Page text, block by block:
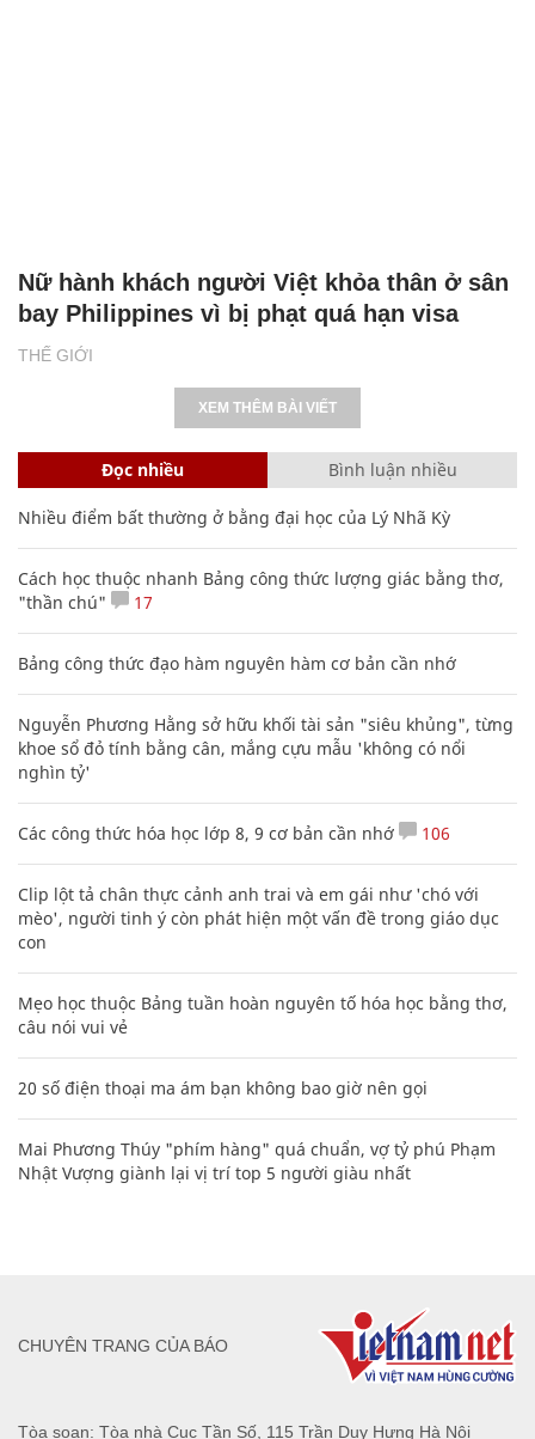
THẾ GIỚI
Nữ hành khách người Việt khỏa thân ở sân
bay Philippines vì bị phạt quá hạn visa
XEM THÊM BÀI VIẾT
Đọc nhiều Bình luận nhiều
Nhiều điểm bất thường ở bằng đại học của Lý Nhã Kỳ
Cách học thuộc nhanh Bảng công thức lượng giác bằng thơ,
"thần chú"
17
Bảng công thức đạo hàm nguyên hàm cơ bản cần nhớ
Nguyễn Phương Hằng sở hữu khối tài sản "siêu khủng", từng
khoe sổ đỏ tính bằng cân, mắng cựu mẫu 'không có nổi
nghìn tỷ'
Các công thức hóa học lớp 8, 9 cơ bản cần nhớ 106
Clip lột tả chân thực cảnh anh trai và em gái như 'chó với
mèo', người tinh ý còn phát hiện một vấn đề trong giáo dục
con
Mẹo học thuộc Bảng tuần hoàn nguyên tố hóa học bằng thơ,
câu nói vui vẻ
20 số điện thoại ma ám bạn không bao giờ nên gọi
Mai Phương Thúy "phím hàng" quá chuẩn, vợ tỷ phú Phạm
Nhật Vượng giành lại vị trí top 5 người giàu nhất
Tòa soạn: Tòa nhà Cục Tần Số, 115 Trần Duy Hưng Hà Nội
CHUYÊN TRANG CỦA BÁO